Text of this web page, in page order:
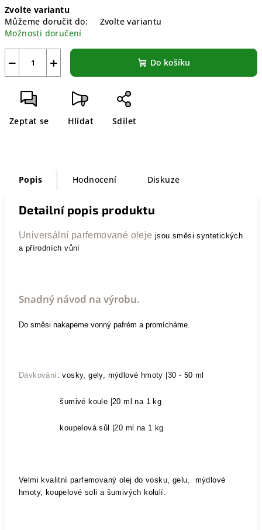
cena:
Zvolte variantu
Můžeme doručit do:
Zvolte variantu
Možnosti doručení
+
− Do košíku
Zeptat se Hlídat Sdílet
Popis Hodnocení Diskuze
Detailní popis produktu
Universální parfemované oleje jsou směsi syntetických
a přírodních vůní
Snadný návod na výrobu.
Do směsi nakapeme vonný pafrém a promícháme.
Dávkování: vosky, gely, mýdlové hmoty | 30 - 50 ml
šumivé koule |20 ml na 1 kg
koupelová sůl |20 ml na 1 kg
Velmi kvalitní parfemovaný olej do vosku, gelu, mýdlové
hmoty, koupelové soli a šumivých kolulí.